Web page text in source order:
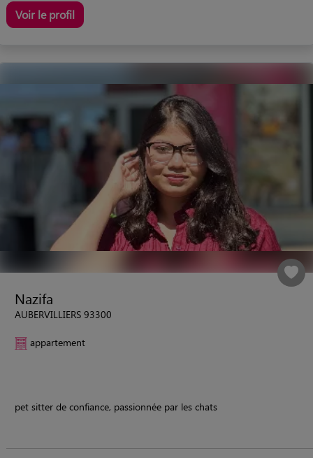
Voir le profil
Nazifa
AUBERVILLIERS 93300
appartement
pet sitter de confiance, passionnée par les chats